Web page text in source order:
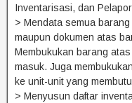
Inventarisasi, dan
> Mendata semua
maupun dokumen atas
Membukukan barang
masuk. Juga
ke unit-unit yang
> Menyusun daftar